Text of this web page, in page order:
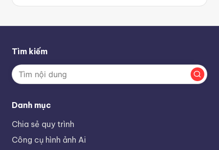
Tìm kiếm
Danh mục
Chia sẻ quy trình
Công cụ hình ảnh Ai